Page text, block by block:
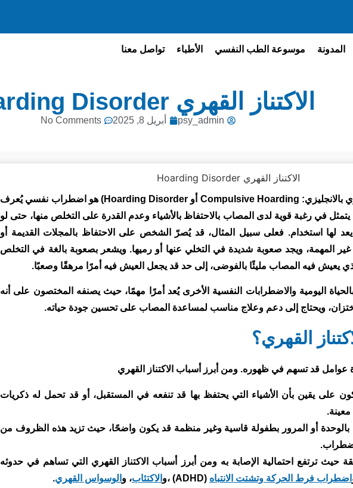
المدونة موسوعة الطب النفسي الأطباء تواصل معنا
الاكتناز القهري Hoarding Disorder
psy_admin أبريل 8, 2025 No Comments
الاكتناز القهري ( الاكتناز القهري بالانجليزي: Compulsive Hoarding أو Hoarding Disorder) هو اضطراب نفسي يُعرف
في رغبة قوية لدى المصاب بالاحتفاظ بالأشياء وعدم القدرة على التخلص منها، حتى لو
لها استخدام. فعلى سبيل المثال، قد يُصرّ الشخص على الاحتفاظ بالمجلات القديمة أو
غير المهمة، ويجد صعوبة شديدة في التخلي عنها أو رميها. ويشعر بصعوبة بالغة في التخلص
يعيش فيه المصاب مليئًا بالفوضى، إلى حد قد يجعل العيش فيه أمرًا مرهقًا وصعبًا.
اليومية والاضطرابات النفسية الأخرى يُعد أمرًا مهمًا، حيث يصنفه المختصون على أنه
ويحتاج إلى دعم وعلاج مناسب لمساعدة المصاب على تحسين جودة حياته.
القهري؟
عوامل قد تسهم في ظهوره. ومن أبرز أسباب الاكتناز القهري
على يقين بأن الأشياء التي يحتفظ بها قد تنفعه في المستقبل، أو قد تحمل له ذكريات
بالوحدة أو المرور بطفولة قاسية وغير منظمة قد يكون واضحًا، حيث تزيد هذه الظروف من
حيث ترتفع احتمالية الإصابة به ومن أبرز أسباب الاكتناز القهري التي تساهم في حدوثه
اضطراب فرط الحركة وتشتت الانتباه (ADHD) ،و الاكتئاب، و الوسواس القهري.